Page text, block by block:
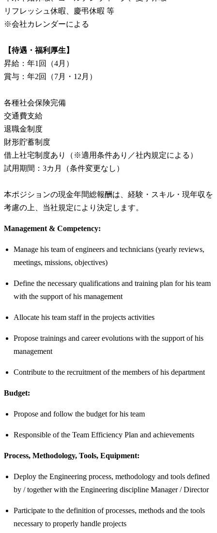
リフレッシュ休暇、慶弔休暇 等
※会社カレンダーによる
【待遇・福利厚生】
昇給：年1回（4月）
賞与：年2回（7月・12月）
各種社会保険完備
交通費支給
退職金制度
財形貯蓄制度
借上社宅制度あり（※適用条件あり／社内規定による）
試用期間：3カ月（条件変更なし）
本ポジションの現金年間総報酬は、経験・スキル・現年収を
考慮の上、当社規定により決定します。
Management & Competency:
Manage his team of engineers and technicians (yearly reviews,
meetings, missions, objectives)
Define the necessary qualifications and training plan for his team
with the support of his management
Allocate his team staff in the projects activities
Propose trainings and career evolutions with the support of his
management
Contribute to the recruitment of the members of his department
Budget:
Propose and follow the budget for his team
Responsible of the Team Efficiency Plan and achievements
Process, Methodology, Tools, Equipment:
Deploy the Engineering process, methodology and tools defined
by / together with the Engineering discipline Manager / Director
Participate to the definition of processes, methods and the tools
necessary to properly handle projects